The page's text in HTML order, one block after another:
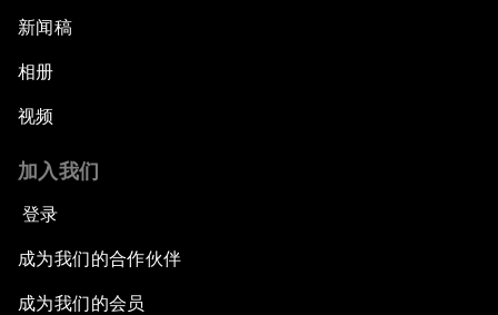
新闻稿
相册
视频
加入我们
登录
成为我们的合作伙伴
成为我们的会员